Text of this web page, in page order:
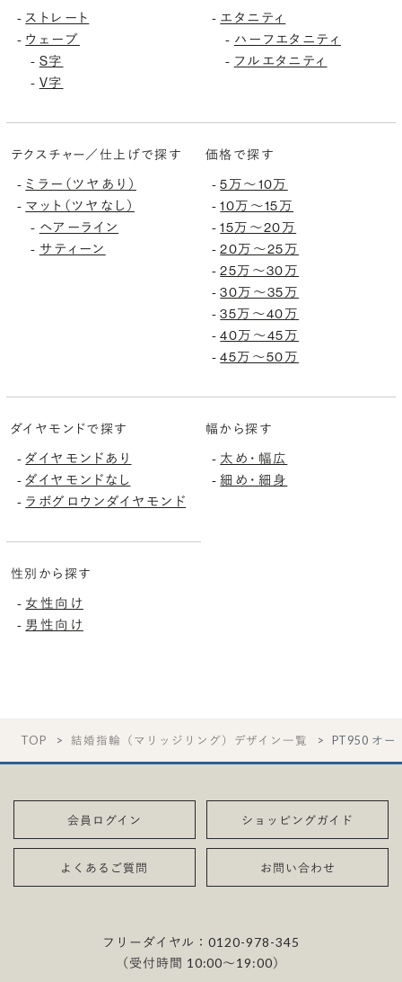
- ストレート
- ウェーブ
- S字
- V字
- エタニティ
- ハーフエタニティ
- フルエタニティ
テクスチャー／仕上げで探す
- ミラー（ツヤあり）
- マット（ツヤなし）
- ヘアーライン
- サティーン
価格で探す
-5万〜10万
-10万〜15万
-15万〜20万
-20万〜25万
-25万〜30万
-30万〜35万
-35万〜40万
-40万〜45万
-45万〜50万
ダイヤモンドで探す
-ダイヤモンドあり
-ダイヤモンドなし
- ラボグロウンダイヤモンド
幅から探す
- 太め・幅広
-細め・細身
性別から探す
- 女性向け
- 男性向け
TOP 結婚指輪（マリッジリング）デザイン一覧 PT950 オー
会員ログイン ショッピングガイド
よくあるご質問 お問い合わせ
フリーダイヤル：0120-978-345
（受付時間 10:00〜19:00）